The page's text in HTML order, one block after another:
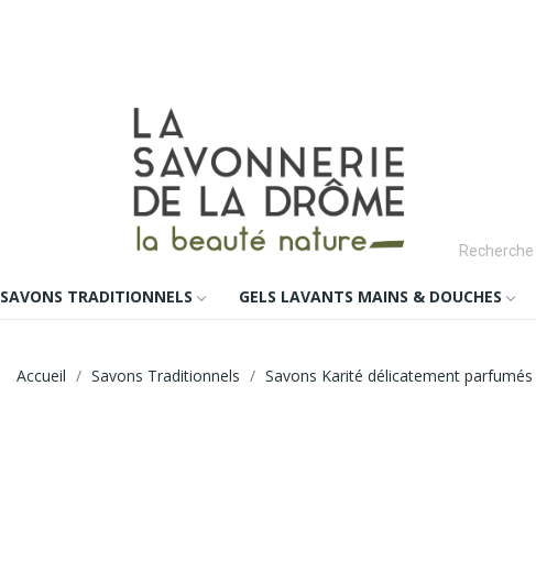
SAVONS TRADITIONNELS GELS LAVANTS MAINS & DOUCHES
Accueil Savons Traditionnels Savons Karité délicatement parfumés